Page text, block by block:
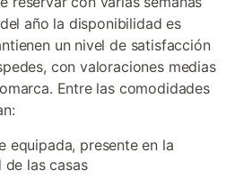
año la disponibilidad es
un nivel de satisfacción
con valoraciones medias
Entre las comodidades
equipada, presente en la
las casas